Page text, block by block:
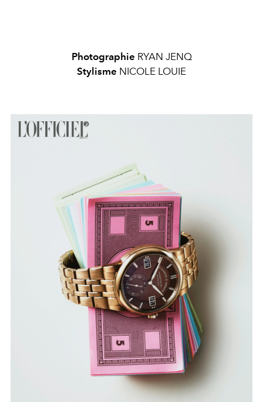
Photographie RYAN JENQ
Stylisme NICOLE LOUIE